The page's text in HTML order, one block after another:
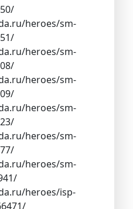
heroes/sm-
heroes/sm-
heroes/sm-
heroes/sm-
heroes/sm-
heroes/sm-
heroes/isp-